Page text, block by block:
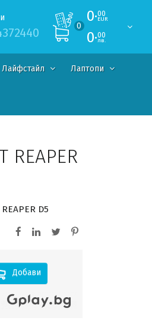
0
0·00
EUR
0·00
лв.
Лайфстайл Лаптопи
REAPER
D5
Добави